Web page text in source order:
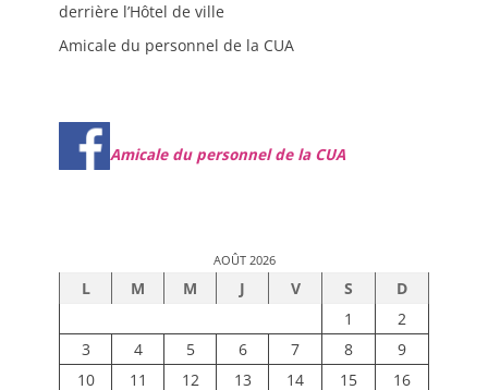
derrière l’Hôtel de ville
Amicale du personnel de la CUA
Amicale du personnel de la CUA
AOÛT 2026
L M M J V S
D
1
2
3
4 5 6 7 8
9
10
11 12 13 14 15 16